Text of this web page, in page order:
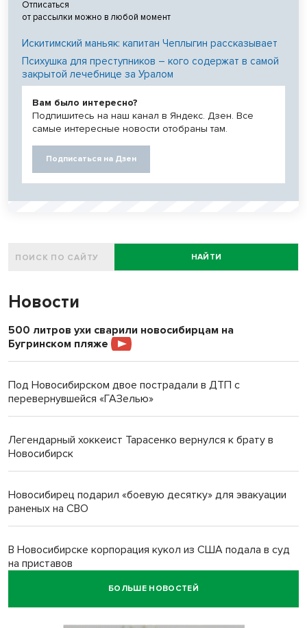
Отписаться
от рассылки можно в любой момент
Искитимский маньяк: капитан Чеплыгин рассказывает
Психушка для преступников – кого содержат в самой
закрытой лечебнице за Уралом
Вам было интересно?
Подпишитесь на наш канал в Яндекс. Дзен. Все
самые интересные новости отобраны там.
Подписаться на Дзен
НАЙТИ
Новости
500 литров ухи сварили новосибирцам на
Бугринском пляже
Под Новосибирском двое пострадали в ДТП с
перевернувшейся «ГАЗелью»
Легендарный хоккеист Тарасенко вернулся к брату в
Новосибирск
Новосибирец подарил «боевую десятку» для эвакуации
раненых на СВО
В Новосибирске корпорация кукол из США подала в суд
на приставов
В Новосибирске минздрав объявил бесплатную
БОЛЬШЕ НОВОСТЕЙ